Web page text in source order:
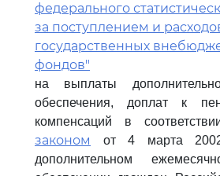
федерального
за поступлением и
государственных
фондов"
на выплаты
обеспечения, доплат к
компенсаций в
законом
от 4 марта
дополнительном